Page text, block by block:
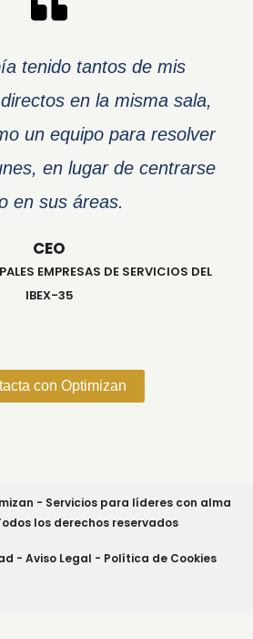
tenido tantos de mis
en la misma sala,
un equipo para resolver
en lugar de centrarse
en sus áreas.
CEO
EMPRESAS DE SERVICIOS DEL
IBEX-35
con Optimizan
- Servicios para líderes con alma
los derechos reservados
- Aviso Legal - Política de Cookies